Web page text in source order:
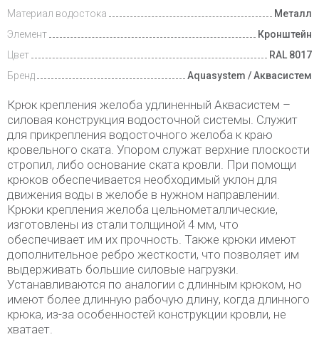
Материал водостока
Металл
Элемент
Кронштейн
Цвет
RAL 8017
Бренд
Aquasystem / Аквасистем
Крюк крепления желоба удлиненный Аквасистем –
силовая конструкция водосточной системы. Служит
для прикрепления водосточного желоба к краю
кровельного ската. Упором служат верхние плоскости
стропил, либо основание ската кровли. При помощи
крюков обеспечивается необходимый уклон для
движения воды в желобе в нужном направлении.
Крюки крепления желоба цельнометаллические,
изготовлены из стали толщиной 4 мм, что
обеспечивает им их прочность. Также крюки имеют
дополнительное ребро жесткости, что позволяет им
выдерживать большие силовые нагрузки.
Устанавливаются по аналогии с длинным крюком, но
имеют более длинную рабочую длину, когда длинного
крюка, из-за особенностей конструкции кровли, не
хватает.